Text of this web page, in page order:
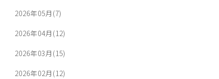
2026年05月(7)
2026年04月(12)
2026年03月(15)
2026年02月(12)